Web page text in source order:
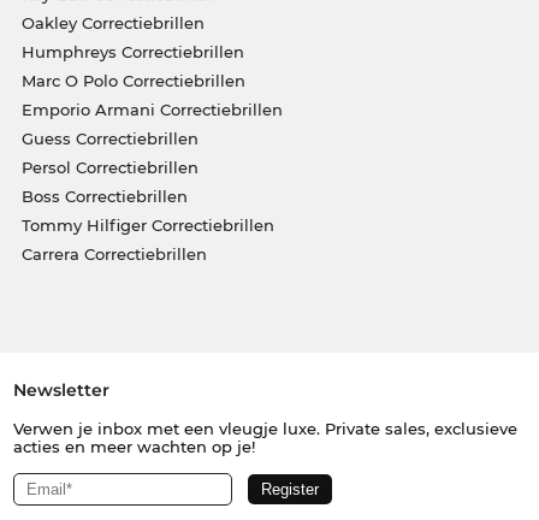
Oakley Correctiebrillen
Humphreys Correctiebrillen
Marc O Polo Correctiebrillen
Emporio Armani Correctiebrillen
Guess Correctiebrillen
Persol Correctiebrillen
Boss Correctiebrillen
Tommy Hilfiger Correctiebrillen
Carrera Correctiebrillen
Newsletter
Verwen je inbox met een vleugje luxe. Private sales, exclusieve
acties en meer wachten op je!